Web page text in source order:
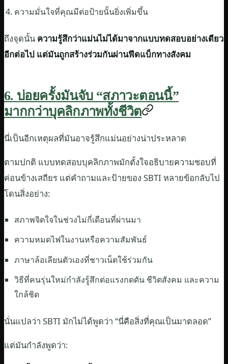
ความมั่นใจที่คุณมีต่อป้ายนั้นยิ่งเพิ่มขึ้น
ถึงจุดนั้น ความรู้สึกว่าแม่นไม่ได้มาจากแบบทดสอบอย่างเดียว
อีกต่อไป แต่มันถูกสร้างร่วมกันผ่านฟีดแบ็กทางสังคม
6. บ่อยครั้งมันจับ “สภาวะตอนนี้”
มากกว่าบุคลิกภาพทั้งชีวิต
นี่เป็นอีกเหตุผลที่มันอาจรู้สึกแม่นอย่างน่าประหลาด
ตามปกติ แบบทดสอบบุคลิกภาพมักตั้งใจอธิบายความชอบที่
ค่อนข้างเสถียร แต่คำถามและป้ายของ SBTI หลายข้อกลับไป
โดนสิ่งอย่าง:
สภาพจิตใจในช่วงไม่กี่เดือนที่ผ่านมา
ความหมดไฟในงานหรือความสัมพันธ์
ภาษาล้อเลียนตัวเองที่ชาวเน็ตใช้ร่วมกัน
วิธีที่คนรุ่นใหม่กำลังรู้สึกต่อแรงกดดัน ชีวิตสังคม และความ
ใกล้ชิด
นั่นแปลว่า SBTI มักไม่ได้พูดว่า “นี่คือสิ่งที่คุณเป็นมาตลอด”
แต่มันกำลังพูดว่า: